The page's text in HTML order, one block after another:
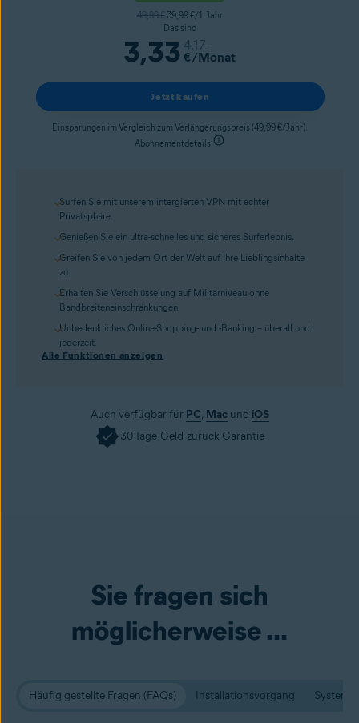
Surfen Sie mit unserem intergierten VPN mit echter
Privatsphäre.
Genießen Sie ein ultra-schnelles und sicheres Surferlebnis.
Greifen Sie von jedem Ort der Welt auf Ihre Lieblingsinhalte
zu.
Erhalten Sie Verschlüsselung auf Militärniveau ohne
Bandbreiteneinschränkungen.
Unbedenkliches Online-Shopping- und -Banking – überall und
jederzeit.
Alle Funktionen anzeigen
49,99 € 39,99 €/1. Jahr
Das sind
3,33 4,17
€/Monat
Jetzt kaufen
Einsparungen im Vergleich zum Verlängerungspreis (49,99 €/Jahr).
Abonnementdetails
Auch verfügbar für PC, Macund iOS
30-Tage-Geld-zurück-Garantie
Sie fragen sich
möglicherweise ...
Häufig gestellte Fragen (FAQs) Installationsvorgang